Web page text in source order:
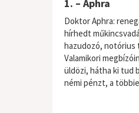
1. – Aphra
Doktor Aphra:
hírhedt
hazudozó, notórius
Valamikori
üldözi, hátha ki tud
némi pénzt, a